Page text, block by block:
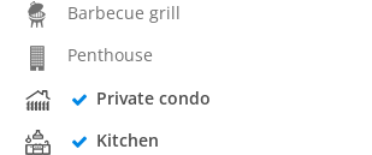
Barbecue grill
Penthouse
Private condo
Kitchen